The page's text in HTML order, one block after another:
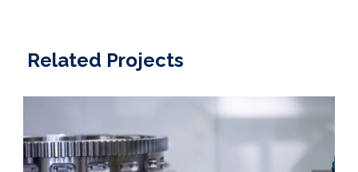
Related Projects